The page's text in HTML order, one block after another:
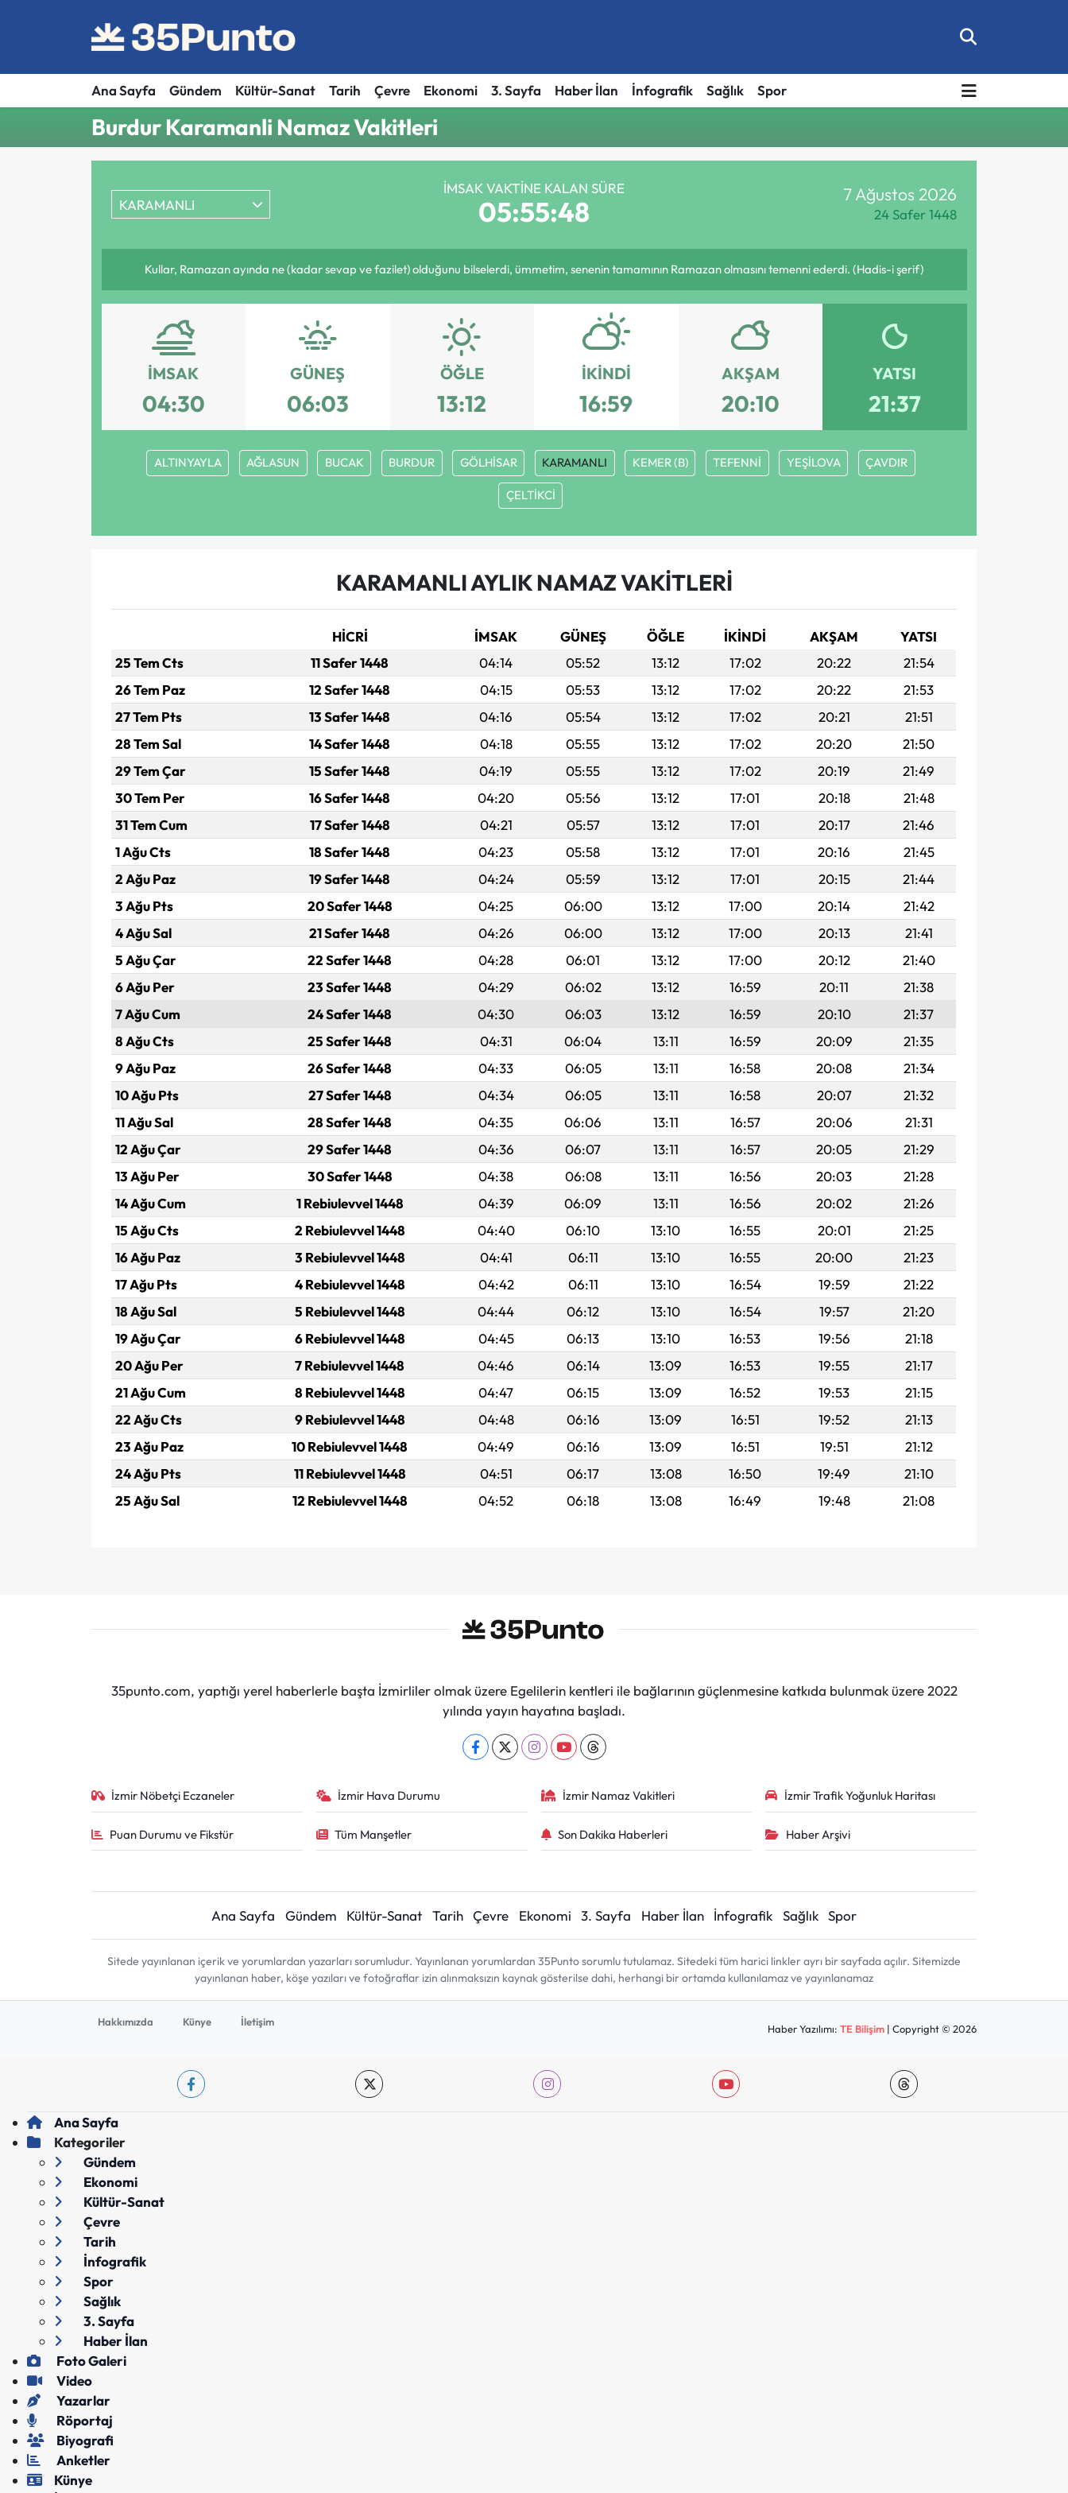
Ana Sayfa Gündem Kültür-Sanat Tarih Çevre Ekonomi 3. Sayfa Haber İlan İnfografik Sağlık Spor
Burdur Karamanli Namaz Vakitleri
KARAMANLI
İMSAK VAKTINE KALAN SÜRE
05:55:48
7 Ağustos 2026
24 Safer 1448
Kullar, Ramazan ayında ne (kadar sevap ve fazilet) olduğunu bilselerdi, ümmetim, senenin tamamının Ramazan olmasını temenni ederdi. (Hadis-i şerif)
İMSAK
04:30
GÜNEŞ
06:03
ÖĞLE
13:12
İKINDI
16:59
AKŞAM
20:10
YATSI
21:37
ALTINYAYLA AĞLASUN BUCAK BURDUR GÖLHİSAR KARAMANLI KEMER (B) TEFENNİ YEŞİLOVA ÇAVDIR
ÇELTİKCİ
KARAMANLI AYLIK NAMAZ VAKITLERI
HİCRİ İMSAK GÜNEŞ ÖĞLE İKINDI AKŞAM
YATSI
25 Tem Cts
11 Safer 1448 04:14 05:52 13:12 17:02 20:22
21:54
26 Tem Paz
12 Safer 1448 04:15 05:53 13:12 17:02 20:22
21:53
27 Tem Pts
13 Safer 1448 04:16 05:54 13:12 17:02 20:21
21:51
28 Tem Sal
14 Safer 1448 04:18 05:55 13:12 17:02 20:20
21:50
29 Tem Çar
15 Safer 1448 04:19 05:55 13:12 17:02 20:19
21:49
30 Tem Per
16 Safer 1448 04:20 05:56 13:12 17:01 20:18
21:48
31 Tem Cum
17 Safer 1448 04:21 05:57 13:12 17:01 20:17
21:46
1 Ağu Cts
18 Safer 1448 04:23 05:58 13:12 17:01 20:16
21:45
2 Ağu Paz
19 Safer 1448 04:24 05:59 13:12 17:01 20:15
21:44
3 Ağu Pts
20 Safer 1448 04:25 06:00 13:12 17:00 20:14
21:42
4 Ağu Sal
21 Safer 1448 04:26 06:00 13:12 17:00 20:13
21:41
5 Ağu Çar
22 Safer 1448 04:28 06:01 13:12 17:00 20:12
21:40
6 Ağu Per
23 Safer 1448 04:29 06:02 13:12 16:59 20:11
21:38
7 Ağu Cum
24 Safer 1448 04:30 06:03 13:12 16:59 20:10
21:37
8 Ağu Cts
25 Safer 1448 04:31 06:04 13:11 16:59 20:09
21:35
9 Ağu Paz
26 Safer 1448 04:33 06:05 13:11 16:58 20:08
21:34
10 Ağu Pts
27 Safer 1448 04:34 06:05 13:11 16:58 20:07
21:32
11 Ağu Sal
28 Safer 1448 04:35 06:06 13:11 16:57 20:06
21:31
12 Ağu Çar
29 Safer 1448 04:36 06:07 13:11 16:57 20:05
21:29
13 Ağu Per
30 Safer 1448 04:38 06:08 13:11 16:56 20:03
21:28
14 Ağu Cum
1 Rebiulevvel 1448 04:39 06:09 13:11 16:56 20:02
21:26
15 Ağu Cts
2 Rebiulevvel 1448 04:40 06:10 13:10 16:55 20:01
21:25
16 Ağu Paz
3 Rebiulevvel 1448 04:41 06:11 13:10 16:55 20:00
21:23
17 Ağu Pts
4 Rebiulevvel 1448 04:42 06:11 13:10 16:54 19:59
21:22
18 Ağu Sal
5 Rebiulevvel 1448 04:44 06:12 13:10 16:54 19:57
21:20
19 Ağu Çar
6 Rebiulevvel 1448 04:45 06:13 13:10 16:53 19:56
21:18
20 Ağu Per
7 Rebiulevvel 1448 04:46 06:14 13:09 16:53 19:55
21:17
21 Ağu Cum
8 Rebiulevvel 1448 04:47 06:15 13:09 16:52 19:53
21:15
22 Ağu Cts
9 Rebiulevvel 1448 04:48 06:16 13:09 16:51 19:52
21:13
23 Ağu Paz
10 Rebiulevvel 1448 04:49 06:16 13:09 16:51 19:51
21:12
24 Ağu Pts
11 Rebiulevvel 1448 04:51 06:17 13:08 16:50 19:49
21:10
25 Ağu Sal
12 Rebiulevvel 1448 04:52 06:18 13:08 16:49 19:48 21:08
35punto.com, yaptığı yerel haberlerle başta İzmirliler olmak üzere Egelilerin kentleri ile bağlarının güçlenmesine katkıda bulunmak üzere 2022
yılında yayın hayatına başladı.
İzmir Nöbetçi Eczaneler İzmir Hava Durumu İzmir Namaz Vakitleri İzmir Trafik Yoğunluk Haritası
Puan Durumu ve Fikstür Tüm Manşetler Son Dakika Haberleri Haber Arşivi
Ana Sayfa Gündem Kültür-Sanat Tarih Çevre Ekonomi 3. Sayfa Haber İlan İnfografik Sağlık Spor
Sitede yayınlanan içerik ve yorumlardan yazarları sorumludur. Yayınlanan yorumlardan 35Punto sorumlu tutulamaz. Sitedeki tüm harici linkler ayrı bir sayfada açılır. Sitemizde
yayınlanan haber, köşe yazıları ve fotoğraflar izin alınmaksızın kaynak gösterilse dahi, herhangi bir ortamda kullanılamaz ve yayınlanamaz
Hakkımızda Künye İletişim
Haber Yazılımı:TE Bilişim | Copyright © 2026
Ana Sayfa
Kategoriler
Gündem
Ekonomi
Kültür-Sanat
Çevre
Tarih
İnfografik
Spor
Sağlık
3. Sayfa
Haber İlan
Foto Galeri
Video
Yazarlar
Röportaj
Biyografi
Anketler
Künye